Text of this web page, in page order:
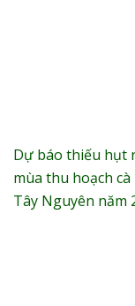
Điều
hướng
bài
Dự báo thiếu hụt
mùa thu hoạch
Tây Nguyên năm